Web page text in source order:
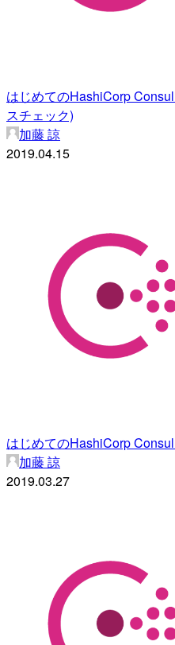
はじめてのHashiCorp
スチェック)
加藤 諒
2019.04.15
はじめてのHashiCorp
加藤 諒
2019.03.27